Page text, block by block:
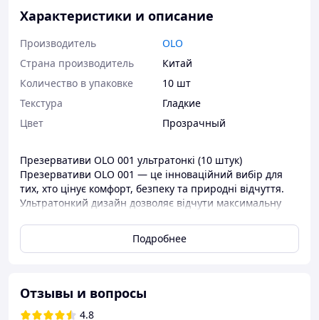
Характеристики и описание
Производитель
OLO
Страна производитель
Китай
Количество в упаковке
10 шт
Текстура
Гладкие
Цвет
Прозрачный
Презервативи OLO 001 ультратонкі (10 штук)
Презервативи OLO 001 — це інноваційний вибір для
тих, хто цінує комфорт, безпеку та природні відчуття.
Ультратонкий дизайн дозволяє відчути максимальну
Технічні характеристики:
Матеріал:високоякісний поліуретан, що
підходить для чутливої шкіри.
Кількість у упаковці:
Подробнее
Отзывы и вопросы
4.8